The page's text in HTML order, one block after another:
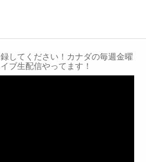
してください！カナダの毎週金曜
ブ生配信やってます！